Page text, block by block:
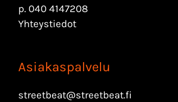
p. 040 4147208
Yhteystiedot
Asiakaspalvelu
streetbeat@streetbeat.fi